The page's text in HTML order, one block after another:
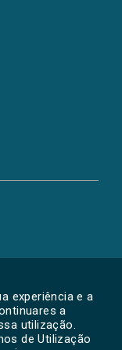
experiência e a
a
utilização.
de Utilização